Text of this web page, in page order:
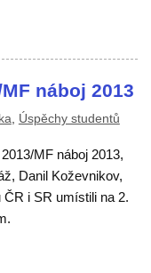
náboj 2013
Úspěchy studentů
MF náboj 2013,
Danil Koževnikov,
i SR umístili na 2.